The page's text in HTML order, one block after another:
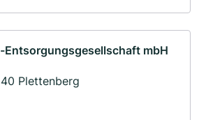
Entsorgungsgesellschaft mbH
Plettenberg